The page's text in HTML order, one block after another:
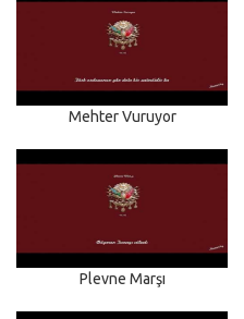
Mehter Vuruyor
Plevne Marşı